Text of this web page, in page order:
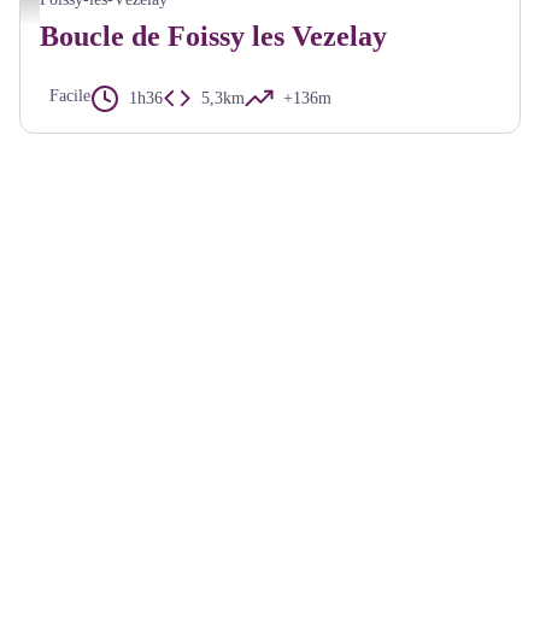
Boucle de Foissy les Vezelay
Facile 1h36 5,3km +136m